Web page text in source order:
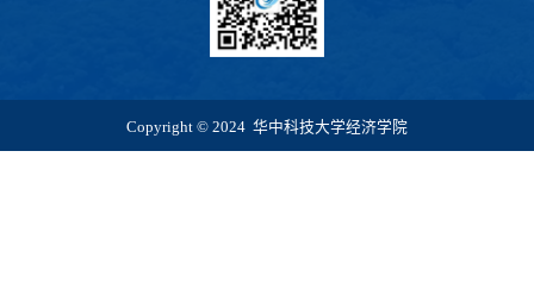
Copyright © 2024 华中科技大学经济学院